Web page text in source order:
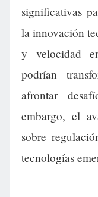
significativas
la innovación
y velocidad
podrían
afrontar
embargo, el
sobre
tecnologías